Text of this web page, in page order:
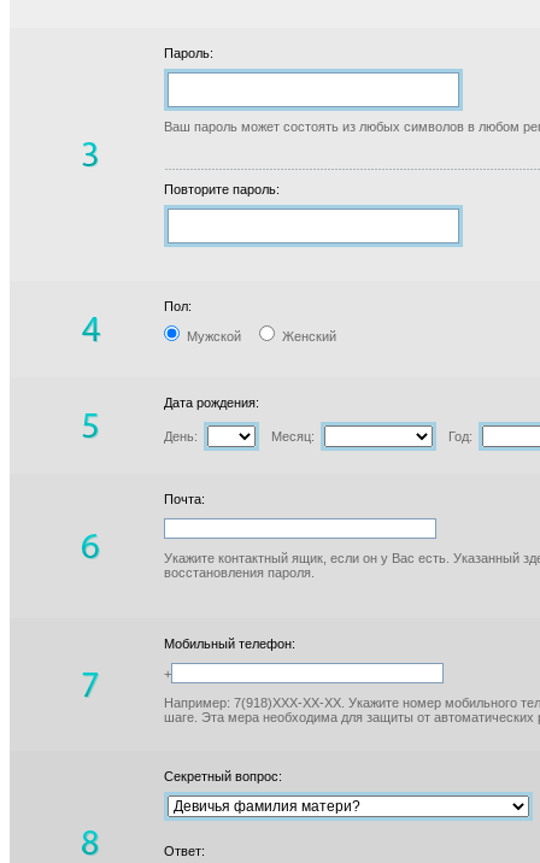
Пароль:
Ваш пароль может состоять из любых символов в любом
Повторите пароль:
Пол:
Мужской Женский
Дата рождения:
День: Месяц: Год:
Почта:
Укажите контактный ящик, если он у Вас есть. Указанный
восстановления пароля.
Мобильный телефон:
+
Например: 7(918)XXX-XX-XX. Укажите номер мобильного
шаге. Эта мера необходима для защиты от автоматических
Секретный вопрос:
Ответ: